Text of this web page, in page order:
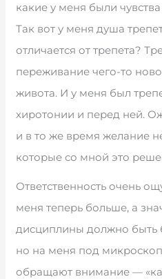
какие у меня были
Так вот у меня душа
отличается от трепета?
переживание чего-то
живота. И у меня был
хиротонии и перед ней.
и в то же время желание
которые со мной это
Ответственность очень
меня теперь больше, а
дисциплины должно быть
но на меня под
обращают внимание —